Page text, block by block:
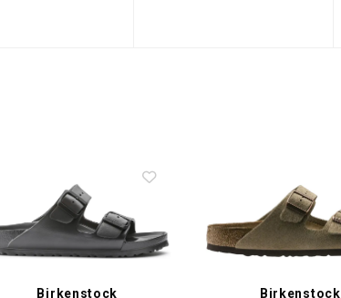
Add to
wishlist
Birkenstock Birkenstock